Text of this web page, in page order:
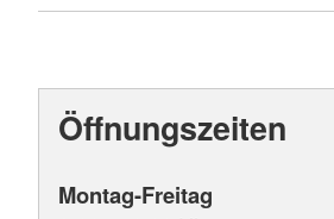
Öffnungszeiten
Montag-Freitag